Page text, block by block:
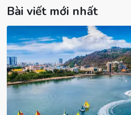
Bài viết mới nhất